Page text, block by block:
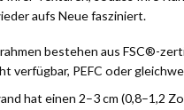
aufs Neue fasziniert.
bestehen aus FSC®-
verfügbar, PEFC oder
hat einen 2–3 cm (0,8–1,2